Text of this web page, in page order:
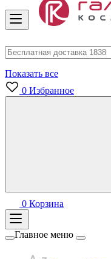
Показать все
0 Избранное
0 Корзина
Главное меню